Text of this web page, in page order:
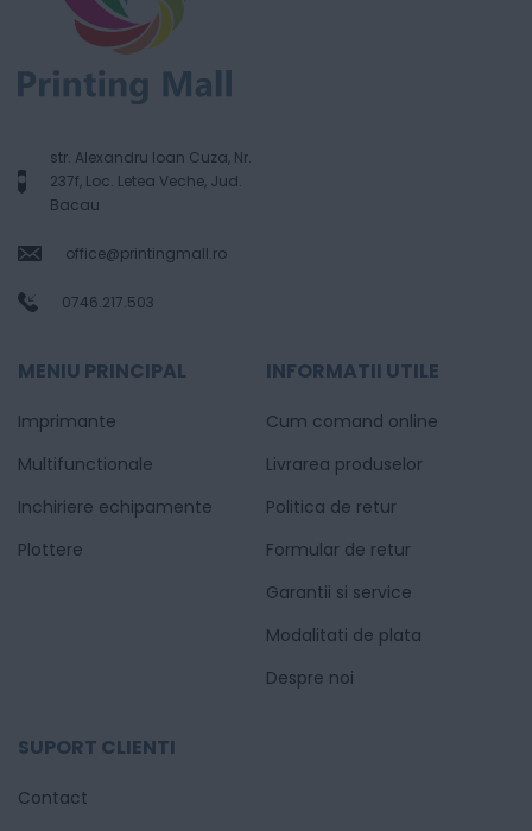
str. Alexandru Ioan Cuza, Nr.
237f, Loc. Letea Veche, Jud.
Bacau
office@printingmall.ro
0746.217.503
MENIU PRINCIPAL
Imprimante
Multifunctionale
Inchiriere echipamente
Plottere
INFORMATII UTILE
Cum comand online
Livrarea produselor
Politica de retur
Formular de retur
Garantii si service
Modalitati de plata
Despre noi
SUPORT CLIENTI
Contact